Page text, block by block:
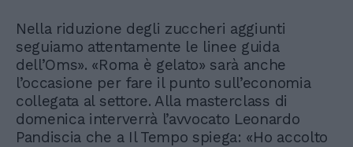
Nella riduzione degli zuccheri aggiunti
seguiamo attentamente le linee guida
dell’Oms». «Roma è gelato» sarà anche
l’occasione per fare il punto sull’economia
collegata al settore. Alla masterclass di
domenica interverrà l’avvocato Leonardo
Pandiscia che a Il Tempo spiega: «Ho accolto